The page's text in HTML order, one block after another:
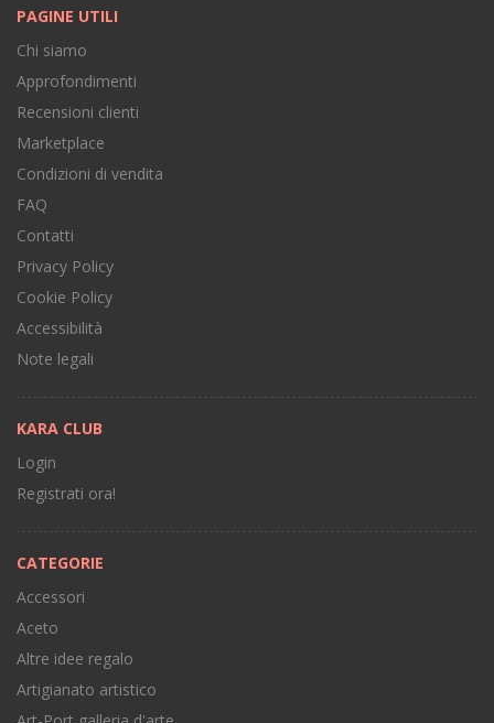
PAGINE UTILI
Chi siamo
Approfondimenti
Recensioni clienti
Marketplace
Condizioni di vendita
FAQ
Contatti
Privacy Policy
Cookie Policy
Accessibilità
Note legali
KARA CLUB
Login
Registrati ora!
CATEGORIE
Accessori
Aceto
Altre idee regalo
Artigianato artistico